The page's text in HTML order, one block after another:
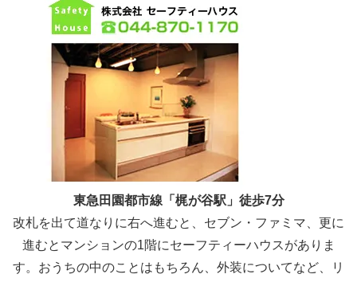
東急田園都市線「梶が谷駅」徒歩7分
改札を出て道なりに右へ進むと、セブン・ファミマ、更に
進むとマンションの1階にセーフティーハウスがありま
す。おうちの中のことはもちろん、外装についてなど、リ